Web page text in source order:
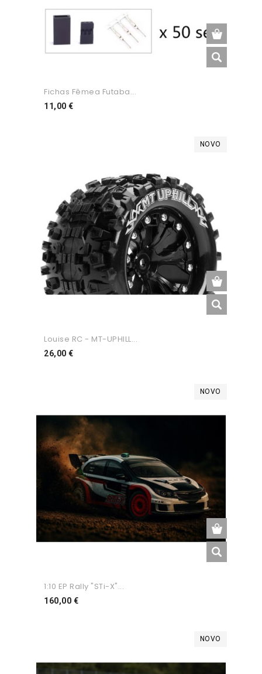
Fichas Fêmea Futaba...
11,00 €Preço
NOVO
Louise RC - MT-UPHILL...
26,00 €Preço
NOVO
1:10 EP Rally "STi-X"...
160,00 €Preço
NOVO